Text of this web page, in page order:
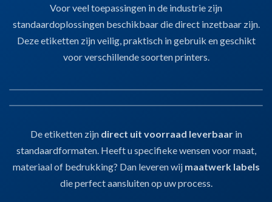
Voor veel toepassingen in de industrie zijn
standaardoplossingen beschikbaar die direct inzetbaar zijn.
Deze etiketten zijn veilig, praktisch in gebruik en geschikt
voor verschillende soorten printers.
01
SLEUFETIKETTEN
Sleufetiketten
Voor het labelen van kratten, karren of E2-dragers.Stevig, zonder lijm,
Bedrukbaar met thermotransferprinters
barcodes, batchcodes en procesinformatie.
02
Labels en Etiketten
Voor pallets, verpakkingen of dozen. Thermotransfergeschikt, geschikt
voor barcodes, houdbaarheidsdata of productinfo.
handmatig of automatisch.
De etiketten zijn direct uit voorraad leverbaarin
standaardformaten. Heeft u specifieke wensen voor maat,
materiaal of bedrukking? Dan leveren wijmaatwerk labels
die perfect aansluiten op uw process.